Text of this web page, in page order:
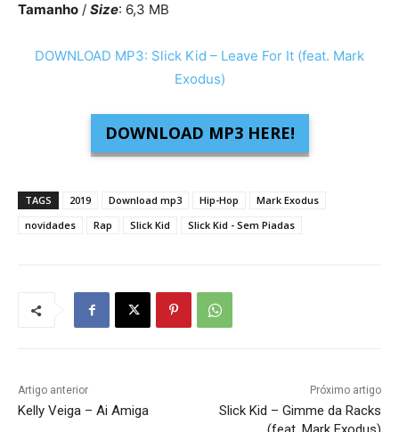
Tamanho / Size: 6,3 MB
DOWNLOAD MP3: Slick Kid – Leave For It (feat. Mark
Exodus)
DOWNLOAD MP3 HERE!
TAGS 2019 Download mp3 Hip-Hop
Mark Exodus
novidades
Rap Slick Kid Slick Kid - Sem Piadas
Artigo anterior
Kelly Veiga – Ai Amiga
Próximo artigo
Slick Kid – Gimme da Racks